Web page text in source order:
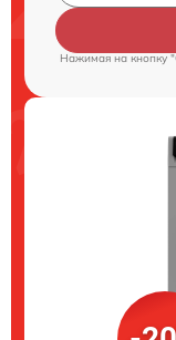
Нажимая на кнопку